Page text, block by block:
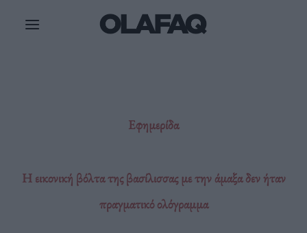
Εφημερίδα
Η εικονική βόλτα της βασίλισσας με την άμαξα δεν ήταν
πραγματικό ολόγραμμα